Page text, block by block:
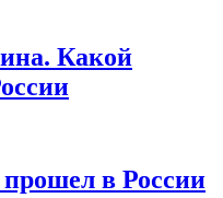
Какой
в России